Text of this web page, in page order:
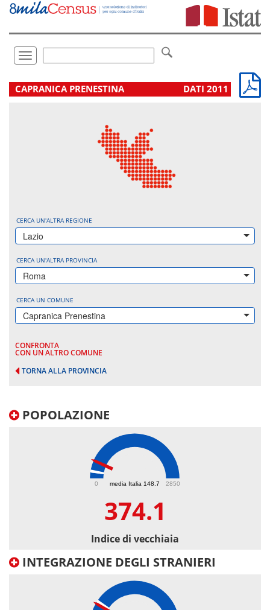
Vai
direttamente
Toggle
navigation
.
CAPRANICA PRENESTINA DATI 2011
CERCA UN'ALTRA REGIONE
Lazio
CERCA UN'ALTRA PROVINCIA
Roma
CERCA UN COMUNE
Capranica Prenestina
CONFRONTA
CON UN ALTRO COMUNE
TORNA ALLA PROVINCIA
POPOLAZIONE
media Italia 148.7
0 2850
374.1
Indice di vecchiaia
INTEGRAZIONE DEGLI STRANIERI